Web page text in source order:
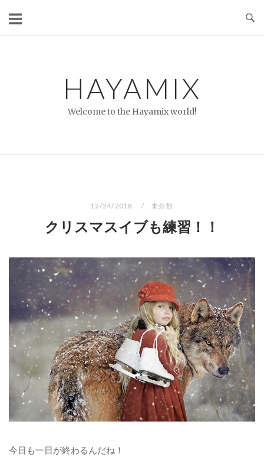
HAYAMIX
Welcome to the Hayamix world!
12/24/2018 未分類
クリスマスイブも練習！！
今日も一日が終わるんだね！